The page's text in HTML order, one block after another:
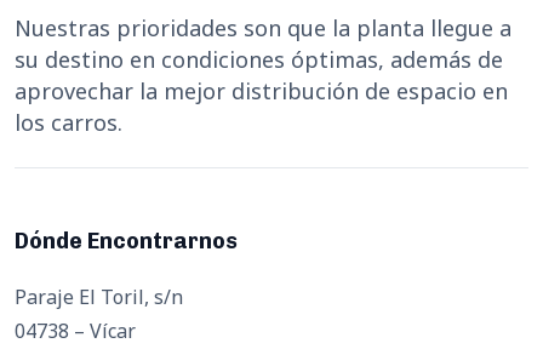
Nuestras prioridades son que la planta llegue a
su destino en condiciones óptimas, además de
aprovechar la mejor distribución de espacio en
los carros.
Dónde Encontrarnos
Paraje El Toril, s/n
04738 – Vícar